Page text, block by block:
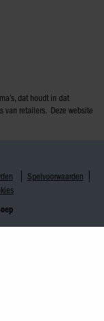
dat houdt in dat
van retailers. Deze website
Spelvoorwaarden